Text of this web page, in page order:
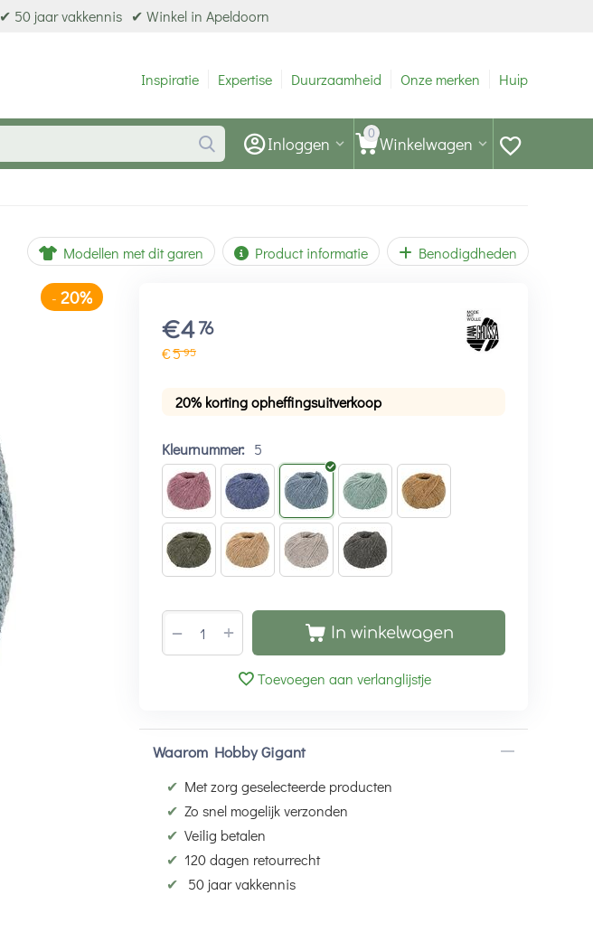
✔ 50 jaar vakkennis ✔ Winkel in Apeldoorn
Inspiratie Expertise Duurzaamheid Onze merken Hulp
0 Winkelwagen
Inloggen
Modellen met dit garen Product informatie Benodigdheden
€4 76
€595
20% korting opheffingsuitverkoop
Kleurnummer: 5
+
− In winkelwagen
Toevoegen aan verlanglijstje
Waarom Hobby Gigant
✔ Met zorg geselecteerde producten
✔ Zo snel mogelijk verzonden
✔ Veilig betalen
✔ 120 dagen retourrecht
✔
50 jaar vakkennis